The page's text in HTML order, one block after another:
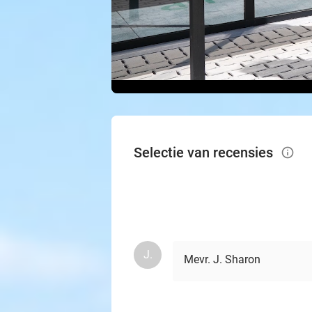
Selectie van recensies info_outlined
J. Mevr. J. Sharon